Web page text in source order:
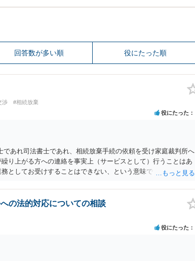
回答数が多い順 役にたった順
渉 #相続放棄
役にたった
あれ司法書士であれ、相続放棄手続の依頼を受け家庭裁判所へ
り上がる方への連絡を事実上（サービスとして）行うことはあ
としてお受けすることはできない、という意味でした。
の法的対応についての相談
役にたった